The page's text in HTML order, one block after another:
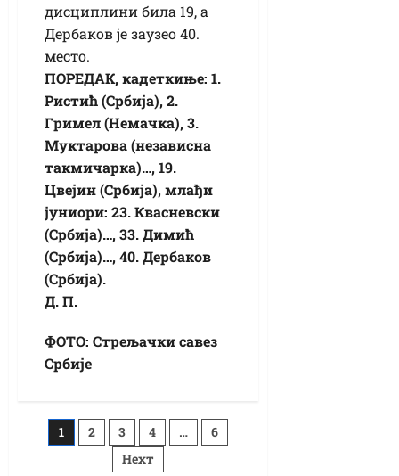
дисциплини била 19, а
Дербаков је заузео 40.
место.
ПОРЕДАК, кадеткиње: 1.
Ристић (Србија), 2.
Гримел (Немачка), 3.
Муктарова (независна
такмичарка)…, 19.
Цвејин (Србија), млађи
јуниори: 23. Квасневски
(Србија)…, 33. Димић
(Србија)…, 40. Дербаков
(Србија).
Д. П.
ФОТО: Стрељачки савез
Србије
Постс
1 2 3 4 …
6
Неxт